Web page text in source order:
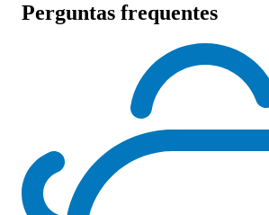
Perguntas frequentes